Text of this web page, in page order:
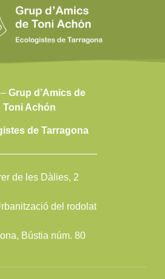
Grup d’Amics de
Toni Achón
de Tarragona
de les Dàlies, 2
del rodolat
Bústia núm. 80